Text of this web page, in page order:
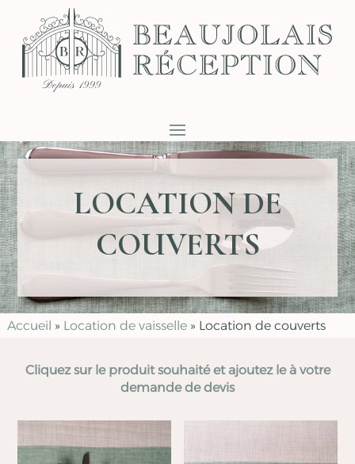
LOCATION DE
COUVERTS
Accueil » Location de vaisselle» Location de couverts
Cliquez sur le produit souhaité et ajoutez le à votre
demande de devis